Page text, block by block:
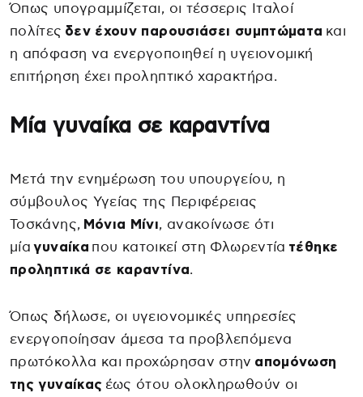
Όπως υπογραμμίζεται, οι τέσσερις Ιταλοί
πολίτες δεν έχουν παρουσιάσει συμπτώματα και
η απόφαση να ενεργοποιηθεί η υγειονομική
επιτήρηση έχει προληπτικό χαρακτήρα.
Μία γυναίκα σε καραντίνα
Μετά την ενημέρωση του υπουργείου, η
σύμβουλος Υγείας της Περιφέρειας
Τοσκάνης, Μόνια Μίνι, ανακοίνωσε ότι
μίαγυναίκα που κατοικεί στη Φλωρεντία τέθηκε
προληπτικά σε καραντίνα.
Όπως δήλωσε, οι υγειονομικές υπηρεσίες
ενεργοποίησαν άμεσα τα προβλεπόμενα
πρωτόκολλα και προχώρησαν στην απομόνωση
της γυναίκας έως ότου ολοκληρωθούν οι